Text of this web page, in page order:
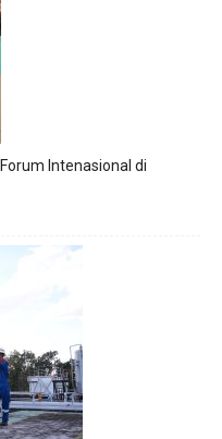
Intenasional di